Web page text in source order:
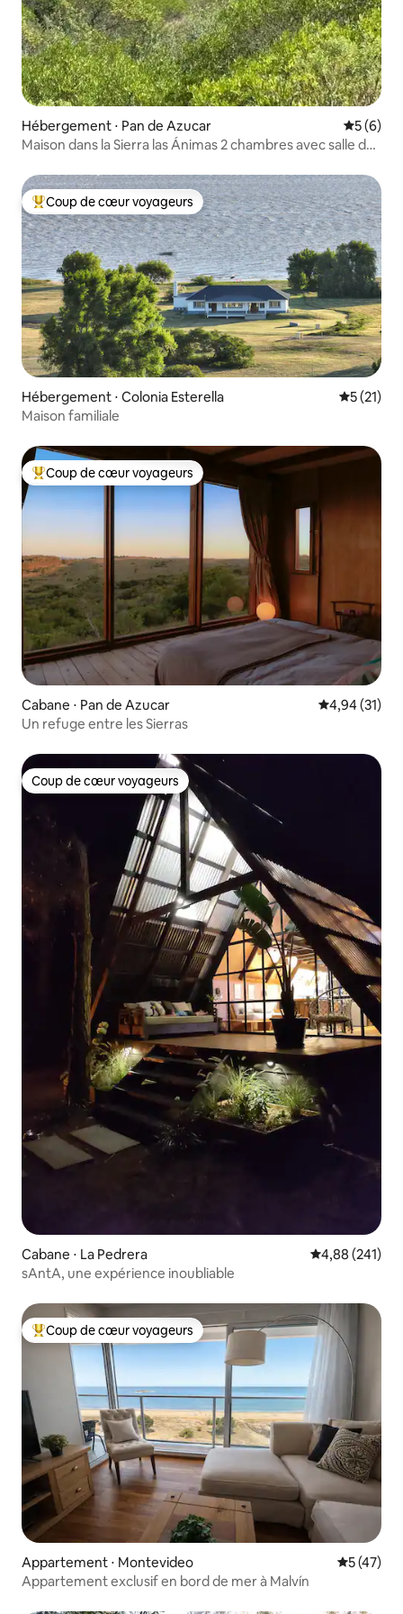
Hébergement ⋅ Pan de Azucar
5 (6)
Maison dans la Sierra las Ánimas 2 chambres avec salle de
Coups de cœur voyageurs les plus appréciés
Coup de cœur voyageurs
Hébergement ⋅ Colonia Esterella
5 (21)
Maison familiale
Coups de cœur voyageurs les plus appréciés
Coup de cœur voyageurs
Cabane ⋅ Pan de Azucar Évaluation
4,94 (31)
Un refuge entre les Sierras
Coup de cœur voyageurs
Coup de cœur voyageurs
Cabane ⋅ La Pedrera Évaluation
4,88 (241)
sAntA, une expérience inoubliable
Coups de cœur voyageurs les plus appréciés
Coup de cœur voyageurs
Appartement ⋅ Montevideo
5 (47)
Appartement exclusif en bord de mer à Malvín